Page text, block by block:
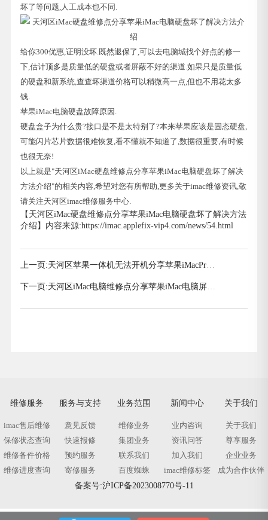
坏了等问题,人工成本也不同.
给你300优惠,证明没坏.既然退保了,可以去电脑城找个好点的修一
下,估计顶多是质量低的硬盘或者屏蔽不好的渠道.如果只是质量低
的硬盘和新系统,查查坏渠道价格可以稍微高一点,但也不用花太多
钱.
苹果iMac电脑硬盘故障原因.
硬盘盒子为什么贵?接口是不是太特别了?本来苹果应该是固态硬盘,
可能闪片芯片数据很难恢复,看不懂就不知道了,数据很重要,有时候
也很无奈!
以上就是"天河区iMac硬盘维修点分享苹果iMac电脑硬盘坏了解决
方法介绍"的相关内容,希望对您有所帮助,更多关于imac维修资讯,敬
请关注天河区imac维修服务中心.
【天河区iMac硬盘维修点分享苹果iMac电脑硬盘坏了解决方法
介绍】内容来源:https://imac.applefix-vip4.com/news/54.html
上一页:天河区苹果一体机无法开机分享苹果iMacPro
下一页:天河区iMac电脑维修点分享苹果iMac电脑屏幕
维修服务
imac售后维修
保修状态查询
维修备件价格
维修进度查询
服务与支持
意见反馈
快速报修
预约服务
寄修服务
业务范围
维修业务
集团业务
联系我们
百度蜘蛛
新闻中心
业内咨询
资讯问答
加入我们
imac维修标签
关于我们
关于我们
尊享服务
企业业务
成为合作伙伴
备案号:沪ICP备2023008770号-11